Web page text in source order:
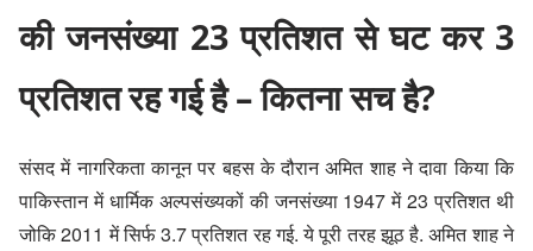
की जनसंख्या 23 प्रतिशत से घट कर 3
प्रतिशत रह गई है – कितना सच है?
संसद में नागरिकता कानून पर बहस के दौरान अमित शाह ने दावा किया कि
पाकिस्तान में धार्मिक अल्पसंख्यकों की जनसंख्या 1947 में 23 प्रतिशत थी
जोकि 2011 में सिर्फ 3.7 प्रतिशत रह गई. ये पूरी तरह झूठ है. अमित शाह ने